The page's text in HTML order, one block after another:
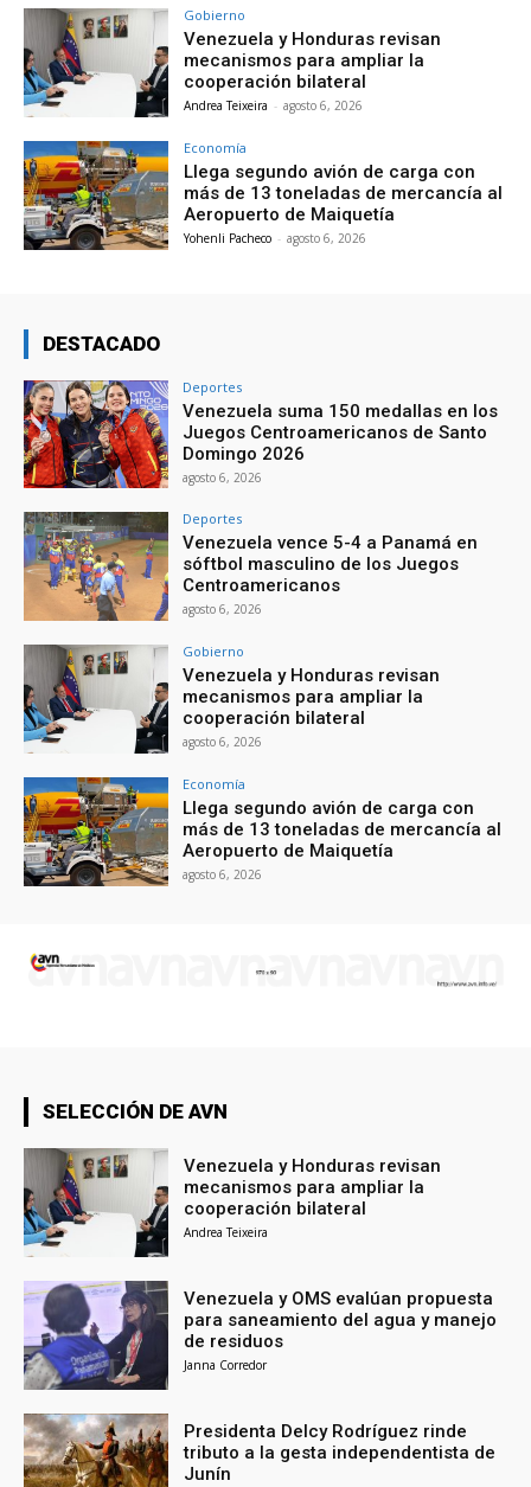
Gobierno
Venezuela y Honduras revisan
mecanismos para ampliar la
cooperación bilateral
Andrea Teixeira - agosto 6, 2026
Economía
Llega segundo avión de carga con
más de 13 toneladas de mercancía al
Aeropuerto de Maiquetía
Yohenli Pacheco - agosto 6, 2026
DESTACADO
Deportes
Venezuela suma 150 medallas en los
Juegos Centroamericanos de Santo
Domingo 2026
agosto 6, 2026
Deportes
Venezuela vence 5-4 a Panamá en
sóftbol masculino de los Juegos
Centroamericanos
agosto 6, 2026
Gobierno
Venezuela y Honduras revisan
mecanismos para ampliar la
cooperación bilateral
agosto 6, 2026
Economía
Llega segundo avión de carga con
más de 13 toneladas de mercancía al
Aeropuerto de Maiquetía
agosto 6, 2026
SELECCIÓN DE AVN
Venezuela y Honduras revisan
mecanismos para ampliar la
cooperación bilateral
Andrea Teixeira
Venezuela y OMS evalúan propuesta
para saneamiento del agua y manejo
de residuos
Janna Corredor
Presidenta Delcy Rodríguez rinde
tributo a la gesta independentista de
Junín